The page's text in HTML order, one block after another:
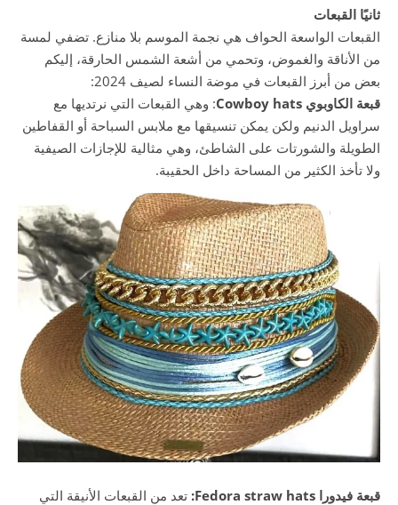
ثانيًا القبعات
القبعات الواسعة الحواف هي نجمة الموسم بلا منازع. تضفي لمسة
من الأناقة والغموض، وتحمي من أشعة الشمس الحارقة، إليكم
بعض من أبرز القبعات في موضة النساء لصيف 2024:
قبعة الكاوبوي Cowboy hats
: وهي القبعات التي نرتديها مع
سراويل الدنيم ولكن يمكن تنسيقها مع ملابس السباحة أو القفاطين
الطويلة والشورتات على الشاطئ، وهي مثالية للإجازات الصيفية
ولا تأخذ الكثير من المساحة داخل الحقيبة.
قبعة فيدورا Fedora straw hats:
تعد من القبعات الأنيقة التي